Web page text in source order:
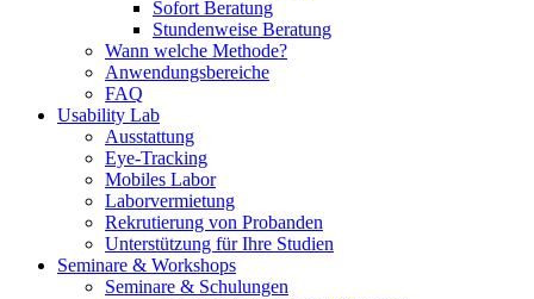
Sofort Beratung
Stundenweise Beratung
Wann welche Methode?
Anwendungsbereiche
FAQ
Usability Lab
Ausstattung
Eye-Tracking
Mobiles Labor
Laborvermietung
Rekrutierung von Probanden
Unterstützung für Ihre Studien
Seminare & Workshops
Seminare & Schulungen